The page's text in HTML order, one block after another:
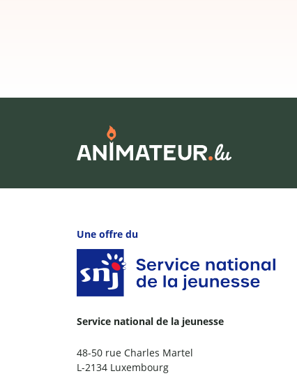
Une offre du
Service national de la jeunesse
48-50 rue Charles Martel
L-2134 Luxembourg